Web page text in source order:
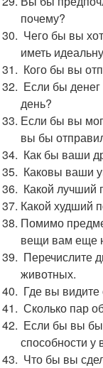
почему?
Чего бы вы
иметь
Кого бы вы
Если бы
день?
Если бы вы
вы бы
Как бы ваши
Каковы ваши
Какой лучший
Какой худший
Помимо
вещи вам еще
Перечислите
животных.
Где вы видите
Сколько пар
Если бы вы
способности
Что бы вы